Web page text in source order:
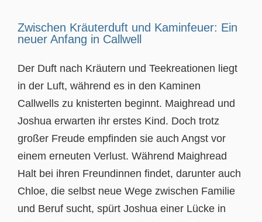
Zwischen Kräuterduft und Kaminfeuer: Ein
neuer Anfang in Callwell
Der Duft nach Kräutern und Teekreationen liegt
in der Luft, während es in den Kaminen
Callwells zu knisterten beginnt. Maighread und
Joshua erwarten ihr erstes Kind. Doch trotz
großer Freude empfinden sie auch Angst vor
einem erneuten Verlust. Während Maighread
Halt bei ihren Freundinnen findet, darunter auch
Chloe, die selbst neue Wege zwischen Familie
und Beruf sucht, spürt Joshua einer Lücke in